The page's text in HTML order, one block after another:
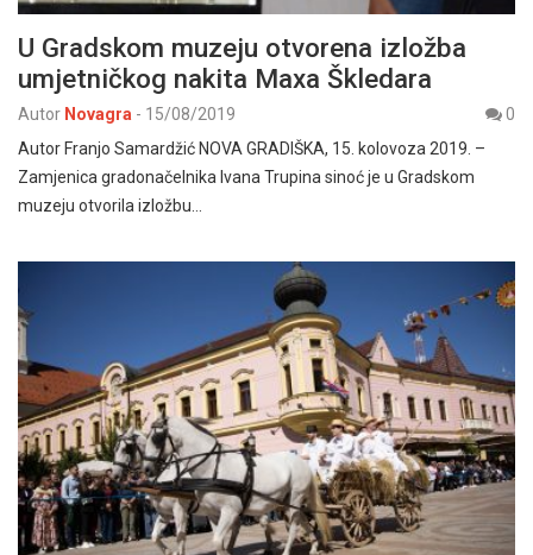
U Gradskom muzeju otvorena izložba
umjetničkog nakita Maxa Škledara
Autor Novagra - 15/08/2019
0
Autor Franjo Samardžić NOVA GRADIŠKA, 15. kolovoza 2019. –
Zamjenica gradonačelnika Ivana Trupina sinoć je u Gradskom
muzeju otvorila izložbu…